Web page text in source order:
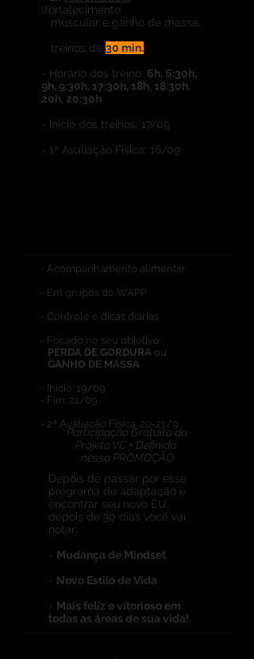
(fortalecimento
muscular e ganho de massa,
treinos de 30 min.)
- Horário dos treino: 6h, 6:30h,
9h, 9:30h, 17:30h, 18h, 18:30h,
20h, 20:30h
- Início dos treinos: 17/09
- 1ª Avaliação Física: 16/09
- Acompanhamento alimentar
- Em grupos do WAPP
- Controle e dicas diárias
- Focado no seu objetivo:
PERDA DE GORDURA ou
GANHO DE MASSA
- Início: 19/09
- Fim: 21/09
- 2ª Avaliação Física: 20-21/9
Participação Gratuita do
Projeto VC + Definida
nessa PROMOÇÃO
Depois de passar por esse
programa de adaptação e
encontrar seu novo EU,
depois de 30 dias você vai
notar:
- Mudança de Mindset
- Novo Estilo de Vida
- Mais feliz e vitorioso em
todas as áreas de sua vida!